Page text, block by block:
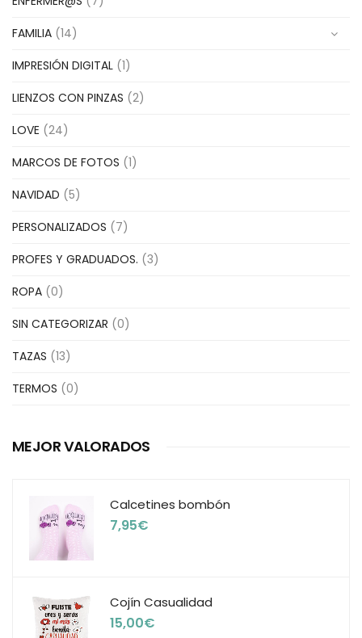
FAMILIA (14)
IMPRESIÓN DIGITAL (1)
LIENZOS CON PINZAS (2)
LOVE (24)
MARCOS DE FOTOS (1)
NAVIDAD (5)
PERSONALIZADOS (7)
PROFES Y GRADUADOS. (3)
ROPA (0)
SIN CATEGORIZAR (0)
TAZAS (13)
TERMOS (0)
MEJOR VALORADOS
Calcetines bombón
7,95€
Cojín Casualidad
15,00€